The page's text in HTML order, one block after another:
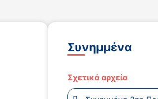
Συνημμένα
Σχετικά αρχεία